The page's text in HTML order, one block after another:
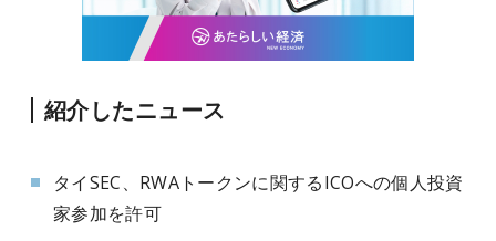
紹介したニュース
タイSEC、RWAトークンに関するICOへの個人投資
家参加を許可